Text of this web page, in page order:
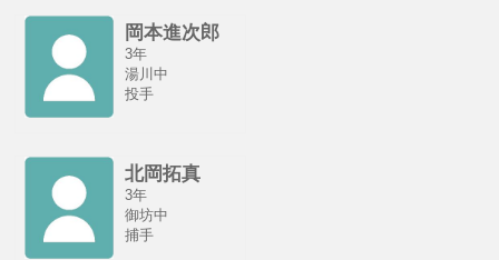
岡本進次郎
3年
湯川中
投手
北岡拓真
3年
御坊中
捕手